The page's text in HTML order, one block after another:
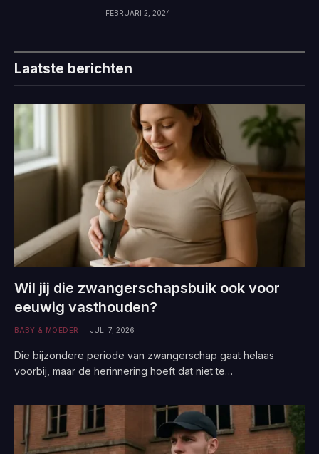
FEBRUARI 2, 2024
Laatste berichten
Wil jij die zwangerschapsbuik ook voor
eeuwig vasthouden?
BABY & MOEDER JULI 7, 2026
Die bijzondere periode van zwangerschap gaat helaas
voorbij, maar de herinnering hoeft dat niet te…